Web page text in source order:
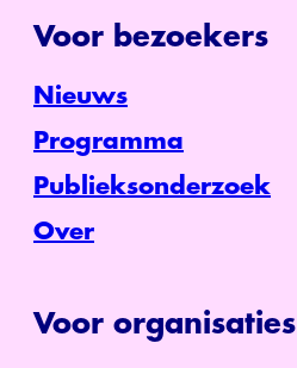
Voor bezoekers
Nieuws
Programma
Publieksonderzoek
Over
Voor organisaties